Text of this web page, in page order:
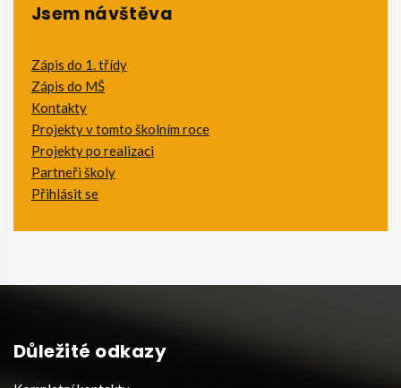
Jsem návštěva
Zápis do 1. třídy
Zápis do MŠ
Kontakty
Projekty v tomto školním roce
Projekty po realizaci
Partneři školy
Přihlásit se
Důležité odkazy